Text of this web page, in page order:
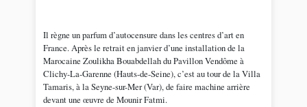
Il règne un parfum d’autocensure dans les centres d’art en
France. Après le retrait en janvier d’une installation de la
Marocaine Zoulikha Bouabdellah du Pavillon Vendôme à
Clichy-La-Garenne (Hauts-de-Seine), c’est au tour de la Villa
Tamaris, à la Seyne-sur-Mer (Var), de faire machine arrière
devant une œuvre de Mounir Fatmi.